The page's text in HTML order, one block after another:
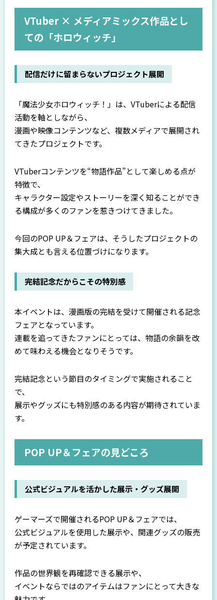
VTuber × メディアミックス作品とし
ての「ホロウィッチ」
配信だけに留まらないプロジェクト展開
「魔法少女ホロウィッチ！」は、VTuberによる配信
活動を軸としながら、
漫画や映像コンテンツなど、複数メディアで展開され
てきたプロジェクトです。
VTuberコンテンツを“物語作品”として楽しめる点が
特徴で、
キャラクター設定やストーリーを深く知ることができ
る構成が多くのファンを惹きつけてきました。
今回のPOP UP＆フェアは、そうしたプロジェクトの
集大成とも言える位置づけになります。
完結記念だからこその特別感
本イベントは、漫画版の完結を受けて開催される記念
フェアとなっています。
連載を追ってきたファンにとっては、物語の余韻を改
めて味わえる機会となりそうです。
完結記念という節目のタイミングで実施されること
で、
展示やグッズにも特別感のある内容が期待されていま
す。
POP UP＆フェアの見どころ
公式ビジュアルを活かした展示・グッズ展開
ゲーマーズで開催されるPOP UP＆フェアでは、
公式ビジュアルを使用した展示や、関連グッズの販売
が予定されています。
作品の世界観を再確認できる展示や、
イベントならではのアイテムはファンにとって大きな